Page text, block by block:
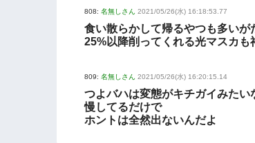
808: 名無しさん 2021/05/26(水) 16:18:53.77
食い散らかして帰るやつも多いが
25%以降削ってくれる光マスカも
809: 名無しさん 2021/05/26(水) 16:20:15.14
つよバハは変態がキチガイみたい
慢してるだけで
ホントは全然出ないんだよ